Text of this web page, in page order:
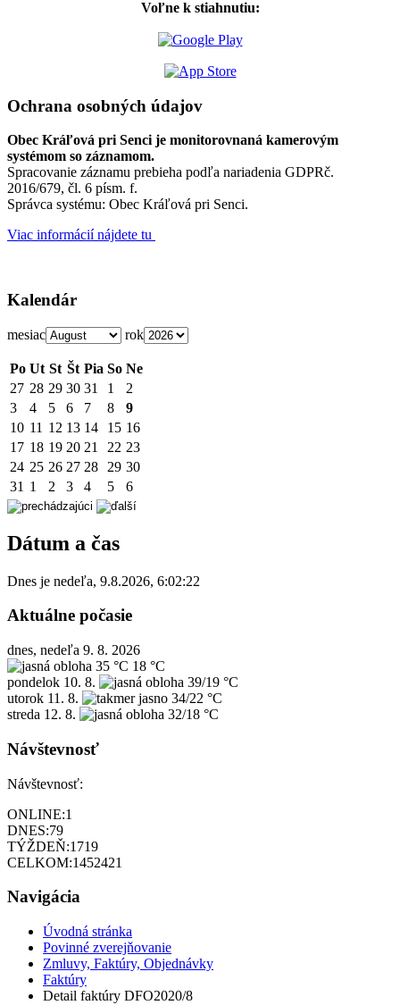
Voľne k stiahnutiu:
Ochrana osobných údajov
Obec Kráľová pri Senci je monitorovnaná kamerovým
systémom so záznamom.
Spracovanie záznamu prebieha podľa nariadenia GDPRč.
2016/679, čl. 6 písm. f.
Správca systému: Obec Kráľová pri Senci.
Viac informácií nájdete tu
Kalendár
mesiac rok
Po Ut St Št Pia So Ne
27 28 29 30 31 1
2
3
4 5 6 7 8
9
10 11 12 13 14 15 16
17 18 19 20 21 22 23
24 25 26 27 28 29 30
31 1 2 3 4 5 6
Dátum a čas
Dnes je nedeľa, 9.8.2026, 6:02:22
Aktuálne počasie
dnes, nedeľa 9. 8. 2026
35 °C 18 °C
pondelok 10. 8.
39/19 °C
utorok 11. 8.
34/22 °C
streda 12. 8. 32/18 °C
Návštevnosť
Návštevnosť:
ONLINE:1
DNES:79
TÝŽDEŇ:1719
CELKOM:1452421
Navigácia
Úvodná stránka
Povinné zverejňovanie
Zmluvy, Faktúry, Objednávky
Faktúry
Detail faktúry DFO2020/8